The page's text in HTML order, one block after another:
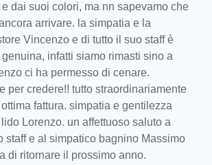
dai suoi colori, ma nn sapevamo che
arrivare. la simpatia e la
Vincenzo e di tutto il suo staff è
infatti siamo rimasti sino a
ci ha permesso di cenare.
per credere!! tutto straordinariamente
fattura. simpatia e gentilezza
Lorenzo. un affettuoso saluto a
staff e al simpatico bagnino Massimo
di ritornare il prossimo anno.